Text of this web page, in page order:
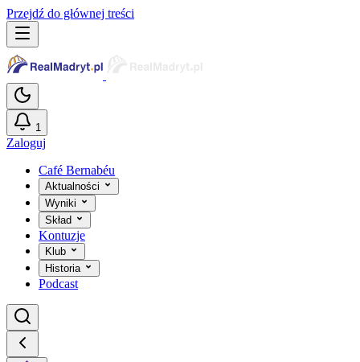
Przejdź do głównej treści
1
Zaloguj
Café Bernabéu
Aktualności
Wyniki
Skład
Kontuzje
Klub
Historia
Podcast